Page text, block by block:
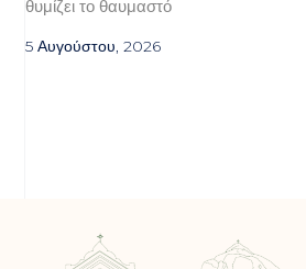
θυμίζει το θαυμαστό
5 Αυγούστου, 2026